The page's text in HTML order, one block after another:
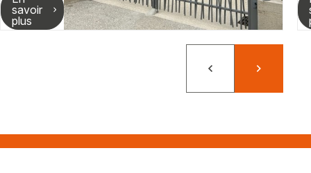
savoir
plus
PrécédentSuivant